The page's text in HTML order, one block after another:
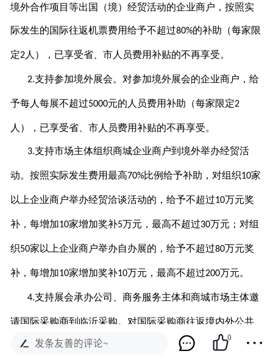
境外合作项目等出国（境）经贸活动的企业商户，按照实
际发生的国际往返机票费用给予不超过80%的补助（每家限
定2人），已享受省、市人员费用补贴的不再享受。
2.支持参加境外展会。对参加境外展会的企业商户，给
予每人每展不超过5000元的人员费用补助（每家限定2
人），已享受省、市人员费用补贴的不再享受。
3.支持市场主体组织商城企业商户到境外举办经贸活
动。按照实际发生费用最高70%比例给予补助，对组织10家
以上企业商户举办经贸洽谈活动的，给予不超过10万元奖
补，每增加10家增加奖补5万元，最高不超过30万元；对组
织50家以上企业商户举办自办展的，给予不超过80万元奖
补，每增加10家增加奖补10万元，最高不超过200万元。
4.支持展会承办公司、商务服务主体和商城市场主体邀
请国际采购商到临沂采购。对国际采购商往返境内外公共
交通费用（境外交通包括：飞机、轮船等，境内交通包括
发条友善的评论~ 0